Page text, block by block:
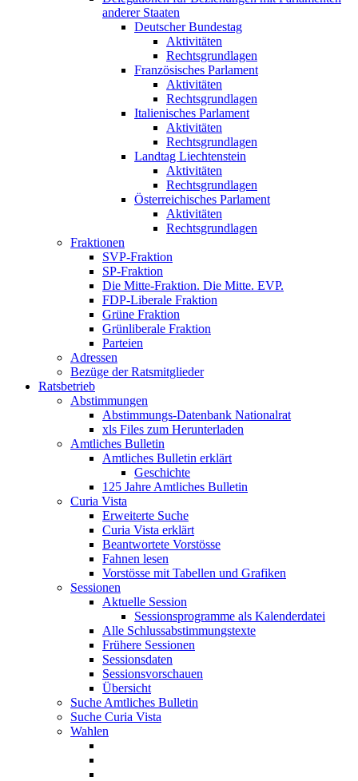
anderer Staaten
Deutscher Bundestag
Aktivitäten
Rechtsgrundlagen
Französisches Parlament
Aktivitäten
Rechtsgrundlagen
Italienisches Parlament
Aktivitäten
Rechtsgrundlagen
Landtag Liechtenstein
Aktivitäten
Rechtsgrundlagen
Österreichisches Parlament
Aktivitäten
Rechtsgrundlagen
Fraktionen
SVP-Fraktion
SP-Fraktion
Die Mitte-Fraktion. Die Mitte. EVP.
FDP-Liberale Fraktion
Grüne Fraktion
Grünliberale Fraktion
Parteien
Adressen
Bezüge der Ratsmitglieder
Ratsbetrieb
Abstimmungen
Abstimmungs-Datenbank Nationalrat
xls Files zum Herunterladen
Amtliches Bulletin
Amtliches Bulletin erklärt
Geschichte
125 Jahre Amtliches Bulletin
Curia Vista
Erweiterte Suche
Curia Vista erklärt
Beantwortete Vorstösse
Fahnen lesen
Vorstösse mit Tabellen und Grafiken
Sessionen
Aktuelle Session
Sessionsprogramme als Kalenderdatei
Alle Schlussabstimmungstexte
Frühere Sessionen
Sessionsdaten
Sessionsvorschauen
Übersicht
Suche Amtliches Bulletin
Suche Curia Vista
Wahlen